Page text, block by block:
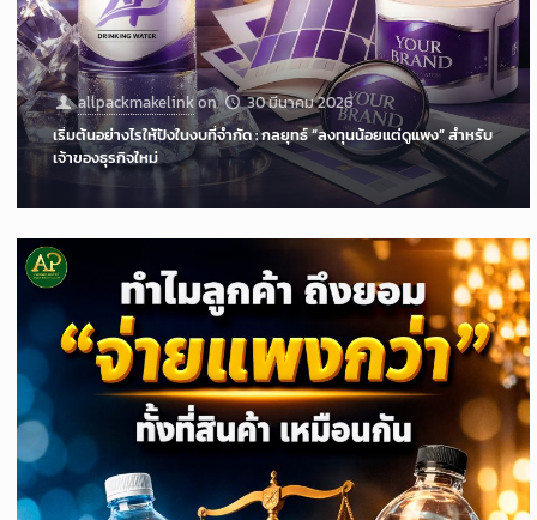
allpackmakelinkon
30 มีนาคม 2026
เริ่มต้นอย่างไรให้ปังในงบที่จำกัด : กลยุทธ์ “ลงทุนน้อยแต่ดูแพง” สำหรับ
เจ้าของธุรกิจใหม่